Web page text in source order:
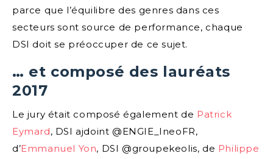
parce que l’équilibre des genres dans ces
secteurs sont source de performance, chaque
DSI doit se préoccuper de ce sujet.
… et composé des lauréats
2017
Le jury était composé également de Patrick
Eymard, DSI ajdoint @ENGIE_IneoFR,
d’Emmanuel Yon, DSI @groupekeolis, de Philippe